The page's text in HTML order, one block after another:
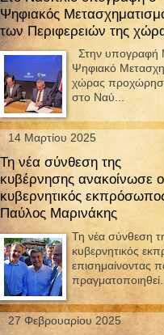
Ψηφιακός
των Περιφερειών της
Στην υπογραφή
Ψηφιακό
χώρας
στο Ναύ...
14 Μαρτίου 2025
Τη νέα σύνθεση της
κυβέρνησης ανακοίνωσε ο
κυβερνητικός
Παύλος Μαρινάκης
Τη νέα σύνθεση
κυβερνητικός
επισημαίνοντας
πραγματοποιηθεί...
27 Φεβρουαρίου 2025